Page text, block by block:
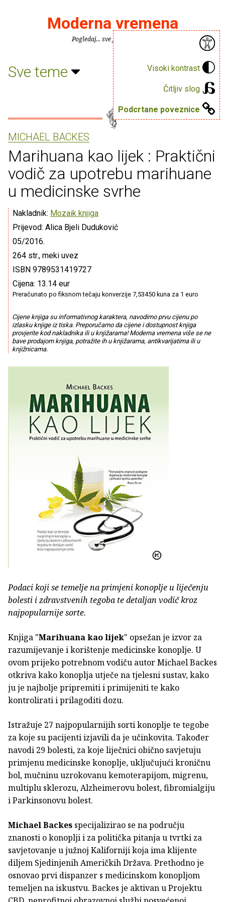
Visoki kontrast
Čitljiv slog
Podcrtane poveznice
Moderna vremena
Pogledaj... sve je puno knjiga.
Sve teme
MICHAEL BACKES
Marihuana kao lijek : Praktični
vodič za upotrebu marihuane
u medicinske svrhe
Nakladnik: Mozaik knjiga
Prijevod: Alica Bjeli Duduković
05/2016.
264 str., meki uvez
ISBN 9789531419727
Cijena: 13.14 eur
Preračunato po fiksnom tečaju konverzije 7,53450 kuna za 1 euro
Cijene knjiga su informativnog karaktera, navodimo prvu cijenu po
izlasku knjige iz tiska. Preporučamo da cijene i dostupnost knjiga
provjerite kod nakladnika ili u knjižarama! Moderna vremena više se ne
bave prodajom knjiga, potražite ih u knjižarama, antikvarijatima ili u
knjižnicama.
Podaci koji se temelje na primjeni konoplje u liječenju
bolesti i zdravstvenih tegoba te detaljan vodič kroz
najpopularnije sorte.
Knjiga "Marihuana kao lijek" opsežan je izvor za
razumijevanje i korištenje medicinske konoplje. U
ovom prijeko potrebnom vodiču autor Michael Backes
otkriva kako konoplja utječe na tjelesni sustav, kako
ju je najbolje pripremiti i primijeniti te kako
kontrolirati i prilagoditi dozu.
Istražuje 27 najpopularnijih sorti konoplje te tegobe
za koje su pacijenti izjavili da je učinkovita. Također
navodi 29 bolesti, za koje liječnici obično savjetuju
primjenu medicinske konoplje, uključujući kroničnu
bol, mučninu uzrokovanu kemoterapijom, migrenu,
multiplu sklerozu, Alzheimerovu bolest, fibromialgiju
i Parkinsonovu bolest.
Michael Backes specijalizirao se na području
znanosti o konoplji i za politička pitanja u tvrtki za
savjetovanje u južnoj Kaliforniji koja ima klijente
diljem Sjedinjenih Američkih Država. Prethodno je
osnovao prvi dispanzer s medicinskom konopljom
temeljen na iskustvu. Backes je aktivan u Projektu